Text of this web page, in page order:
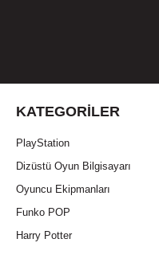
KATEGORILER
PlayStation
Dizüstü Oyun Bilgisayarı
Oyuncu Ekipmanları
Funko POP
Harry Potter